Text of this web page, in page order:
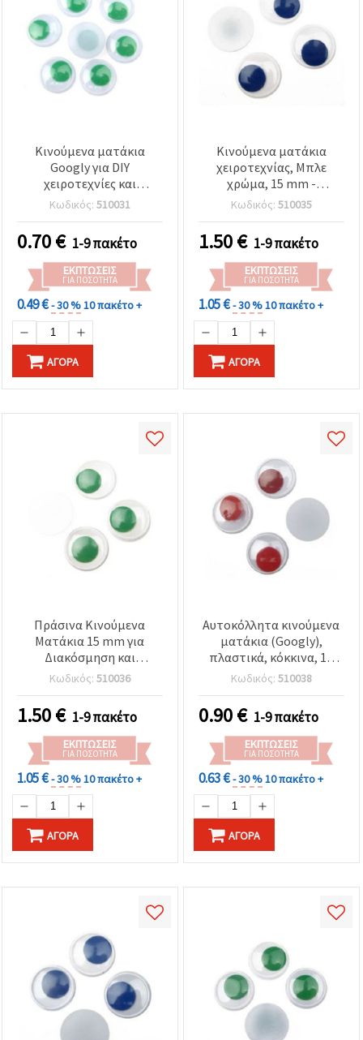
Κινούμενα ματάκια
Googly για DIY
χειροτεχνίες και
διακόσμηση, πράσινο, 12
mm – Συσκευασία 50 τεμ.
Κωδικός: 510031
0.70€ 1-9 πακέτο
ΕΚΠΤΏΣΕΙΣ
ΓΙΑ ΠΟΣΌΤΗΤΑ
0.49 €- 30 %10 πακέτο +
ΑΓΟΡΆ
Κινούμενα ματάκια
χειροτεχνίας, Μπλε
χρώμα, 15 mm -
Συσκευασία 50 τεμ.
Κωδικός: 510035
1.50€ 1-9 πακέτο
ΕΚΠΤΏΣΕΙΣ
ΓΙΑ ΠΟΣΌΤΗΤΑ
1.05 €- 30 %10 πακέτο +
ΑΓΟΡΆ
Πράσινα Κινούμενα
Ματάκια 15 mm για
Διακόσμηση και
Χειροτεχνίες DIY, 50 τεμ.
Κωδικός: 510036
1.50€ 1-9 πακέτο
ΕΚΠΤΏΣΕΙΣ
ΓΙΑ ΠΟΣΌΤΗΤΑ
1.05 €- 30 %10 πακέτο +
ΑΓΟΡΆ
Αυτοκόλλητα κινούμενα
ματάκια (Googly),
πλαστικά, κόκκινα, 15
mm, 50 τεμ. – για
διακόσμηση, κούκλες,
παιχνίδια, κάρτες, DIY
χειροτεχνίες
Κωδικός: 510038
0.90€ 1-9 πακέτο
ΕΚΠΤΏΣΕΙΣ
ΓΙΑ ΠΟΣΌΤΗΤΑ
0.63 €- 30 %10 πακέτο +
ΑΓΟΡΆ